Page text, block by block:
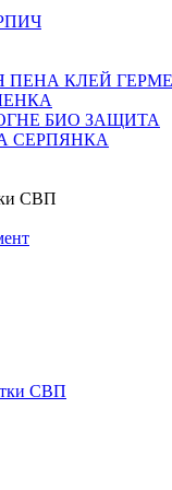
ПЕНА КЛЕЙ
БИО ЗАЩИТА
СЕРПЯНКА
СВП
СВП